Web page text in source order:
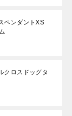
ペンダントXS
クロスドッグタ